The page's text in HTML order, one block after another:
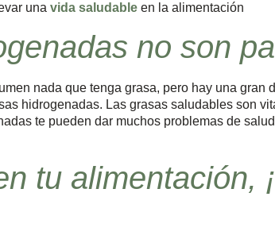
una vida saludable en la alimentación
no son
nada que tenga grasa, pero hay una gran
hidrogenadas. Las grasas saludables son
te pueden dar muchos problemas de
tu alimentación,